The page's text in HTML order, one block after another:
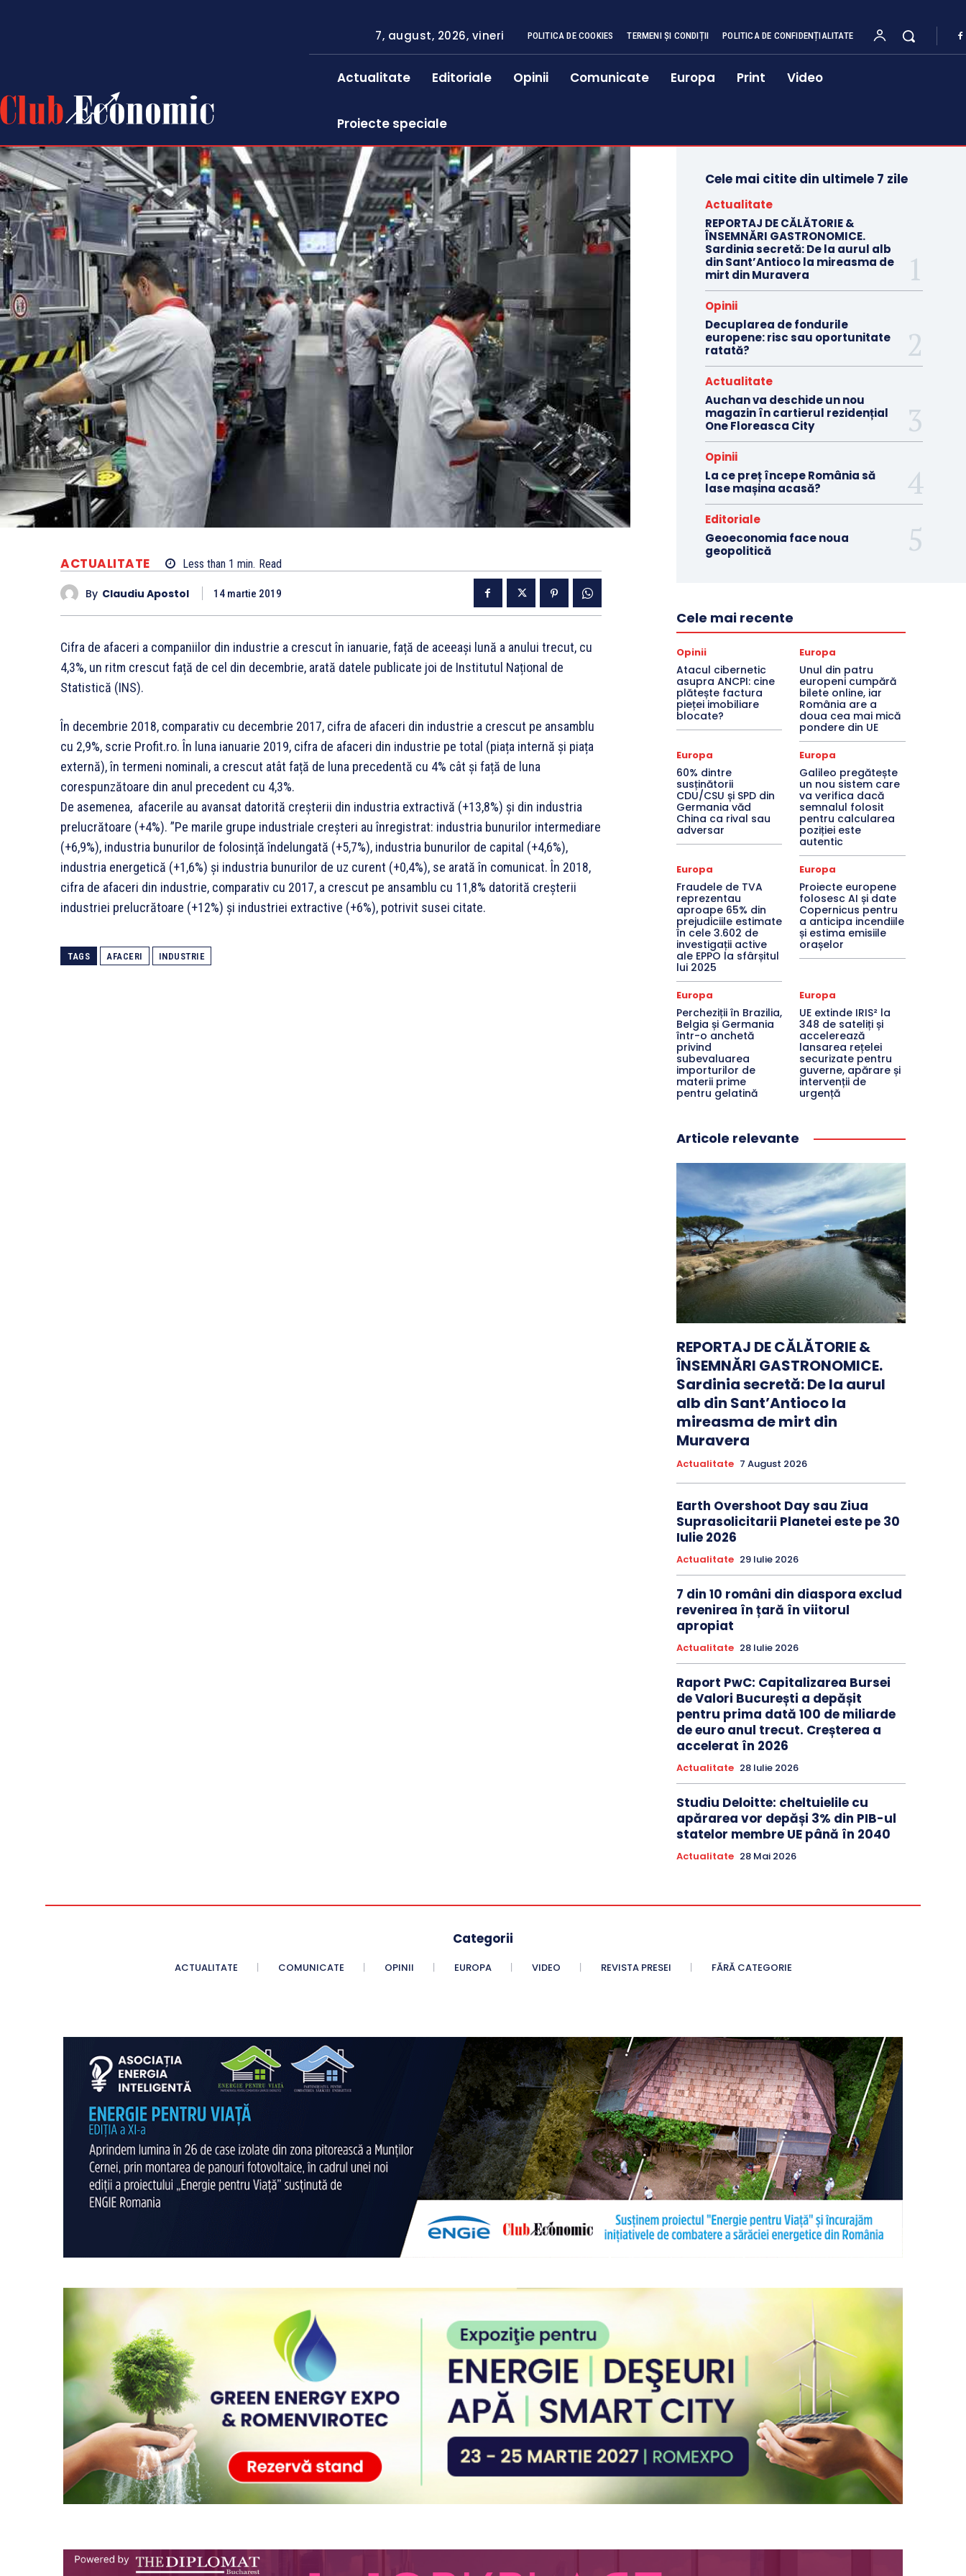
7, august, 2026, vineri POLITICA DE COOKIES TERMENI ȘI CONDIȚII POLITICA DE CONFIDENȚIALITATE
Actualitate Editoriale Opinii Comunicate Europa Print Video
Proiecte speciale
ACTUALITATE Less than 1 min. Read
By Claudiu Apostol 14 martie 2019
Cifra de afaceri a companiilor din industrie a crescut în ianuarie, față de aceeași lună a anului trecut, cu
4,3%, un ritm crescut față de cel din decembrie, arată datele publicate joi de Institutul Național de
Statistică (INS).
În decembrie 2018, comparativ cu decembrie 2017, cifra de afaceri din industrie a crescut pe ansamblu
cu 2,9%, scrie Profit.ro. În luna ianuarie 2019, cifra de afaceri din industrie pe total (piața internă și piața
externă), în termeni nominali, a crescut atât față de luna precedentă cu 4% cât și față de luna
corespunzătoare din anul precedent cu 4,3%.
De asemenea, afacerile au avansat datorită creșterii din industria extractivă (+13,8%) și din industria
prelucrătoare (+4%). ”Pe marile grupe industriale creșteri au înregistrat: industria bunurilor intermediare
(+6,9%), industria bunurilor de folosință îndelungată (+5,7%), industria bunurilor de capital (+4,6%),
industria energetică (+1,6%) și industria bunurilor de uz curent (+0,4%), se arată în comunicat. În 2018,
cifra de afaceri din industrie, comparativ cu 2017, a crescut pe ansamblu cu 11,8% datorită creșterii
industriei prelucrătoare (+12%) și industriei extractive (+6%), potrivit susei citate.
TAGS AFACERI INDUSTRIE
Cele mai citite din ultimele 7 zile
Actualitate
REPORTAJ DE CĂLĂTORIE &
ÎNSEMNĂRI GASTRONOMICE.
Sardinia secretă: De la aurul alb
din Sant’Antioco la mireasma de
mirt din Muravera
Opinii
Decuplarea de fondurile
europene: risc sau oportunitate
ratată?
Actualitate
Auchan va deschide un nou
magazin în cartierul rezidențial
One Floreasca City
Opinii
La ce preț începe România să
lase mașina acasă?
Editoriale
Geoeconomia face noua
geopolitică
Cele mai recente
Opinii
Atacul cibernetic
asupra ANCPI: cine
plătește factura
pieței imobiliare
blocate?
Europa
Unul din patru
europeni cumpără
bilete online, iar
România are a
doua cea mai mică
pondere din UE
Europa
60% dintre
susținătorii
CDU/CSU și SPD din
Germania văd
China ca rival sau
adversar
Europa
Galileo pregătește
un nou sistem care
va verifica dacă
semnalul folosit
pentru calcularea
poziției este
autentic
Europa
Fraudele de TVA
reprezentau
aproape 65% din
prejudiciile estimate
în cele 3.602 de
investigații active
ale EPPO la sfârșitul
lui 2025
Europa
Proiecte europene
folosesc AI și date
Copernicus pentru
a anticipa incendiile
și estima emisiile
orașelor
Europa
Percheziții în Brazilia,
Belgia și Germania
într-o anchetă
privind
subevaluarea
importurilor de
materii prime
pentru gelatină
Europa
UE extinde IRIS² la
348 de sateliți și
accelerează
lansarea rețelei
securizate pentru
guverne, apărare și
intervenții de
urgență
Articole relevante
REPORTAJ DE CĂLĂTORIE &
ÎNSEMNĂRI GASTRONOMICE.
Sardinia secretă: De la aurul
alb din Sant’Antioco la
mireasma de mirt din
Muravera
Actualitate 7 August 2026
Earth Overshoot Day sau Ziua
Suprasolicitarii Planetei este pe 30
Iulie 2026
Actualitate 29 Iulie 2026
7 din 10 români din diaspora exclud
revenirea în țară în viitorul
apropiat
Actualitate 28 Iulie 2026
Raport PwC: Capitalizarea Bursei
de Valori București a depășit
pentru prima dată 100 de miliarde
de euro anul trecut. Creșterea a
accelerat în 2026
Actualitate 28 Iulie 2026
Studiu Deloitte: cheltuielile cu
apărarea vor depăși 3% din PIB-ul
statelor membre UE până în 2040
Actualitate 28 Mai 2026
Categorii
ACTUALITATE COMUNICATE OPINII EUROPA VIDEO REVISTA PRESEI FĂRĂ CATEGORIE